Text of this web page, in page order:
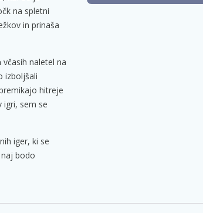
na spletni
in prinaša
naletel na
izboljšali
hitreje
igri, sem se
iger, ki se
bodo